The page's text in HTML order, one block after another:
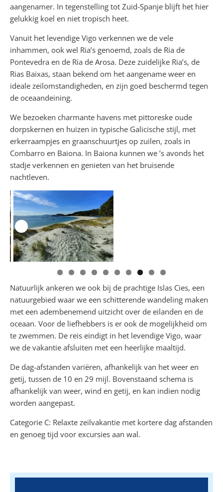
aangenamer. In tegenstelling tot Zuid-Spanje blijft het hier
gelukkig koel en niet tropisch heet.
Vanuit het levendige Vigo verkennen we de vele
inhammen, ook wel Ria’s genoemd, zoals de Ria de
Pontevedra en de Ria de Arosa. Deze zuidelijke Ria’s, de
Rias Baixas, staan bekend om het aangename weer en
ideale zeilomstandigheden, en zijn goed beschermd tegen
de oceaandeining.
We bezoeken charmante havens met pittoreske oude
dorpskernen en huizen in typische Galicische stijl, met
erkerraampjes en graanschuurtjes op zuilen, zoals in
Combarro en Baiona. In Baiona kunnen we ’s avonds het
stadje verkennen en genieten van het bruisende
nachtleven.
Natuurlijk ankeren we ook bij de prachtige Islas Cies, een
natuurgebied waar we een schitterende wandeling maken
met een adembenemend uitzicht over de eilanden en de
oceaan. Voor de liefhebbers is er ook de mogelijkheid om
te zwemmen. De reis eindigt in het levendige Vigo, waar
we de vakantie afsluiten met een heerlijke maaltijd.
De dag-afstanden variëren, afhankelijk van het weer en
getij, tussen de 10 en 29 mijl. Bovenstaand schema is
afhankelijk van weer, wind en getij, en kan indien nodig
worden aangepast.
Categorie C: Relaxte zeilvakantie met kortere dag afstanden
en genoeg tijd voor excursies aan wal.